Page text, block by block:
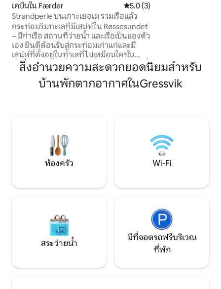
เคบินใน Færder คะแนนเฉลี่ย 5.0 จาก 5, 3 รีวิว
5.0 (3)
Strandperle บนเกาะเยอเม รวมเรือแล้ว
กระท่อมริมทะเลที่มีเสน่ห์ใน Røssesundet
– มีท่าเรือ สถานที่ว่ายน้ำ และเรือเป็นของตัว
เอง ยินดีต้อนรับสู่กระท่อมเก่าแก่และมี
เสน่ห์ที่ตั้งอยู่ในทำเลที่ไม่เหมือนใครใน
ใจกลางหมู่เกาะที่สวยงามของเวสต์โฟลด์ ที่
นี่คุณจะพักอยู่ห่างจากทะเลเพียงประมาณ
20 เมตรใน Røssesundet ที่งดงามบนเกาะ
ตัวพร้อมกระดานกระโดดและท่าเรือส่วน
ตัว รวมถึงเรือ Zodiac Medline 580 พร้อม
เครื่องยนต์ Evinrude 115 แรงม้า
ตกลง
สิ่งอำนวยความสะดวกยอดนิยมสำหรับ
บ้านพักตากอากาศในGressvik
ห้องครัว Wi-Fi
สระว่ายน้ำ
มีที่จอดรถฟรีบริเวณ
ที่พัก